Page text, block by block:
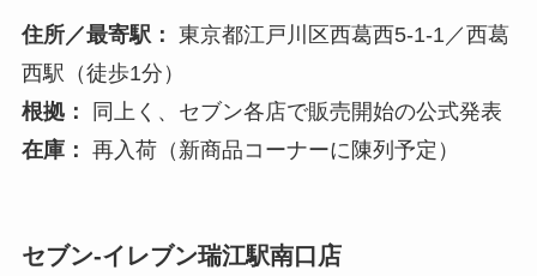
住所／最寄駅： 東京都江戸川区西葛西5-1-1／西葛
西駅（徒歩1分）
根拠：
同上く、セブン各店で販売開始の公式発表
在庫： 再入荷（新商品コーナーに陳列予定）
セブン-イレブン瑞江駅南口店